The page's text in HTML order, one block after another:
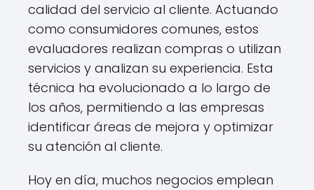
calidad del servicio al cliente. Actuando
como consumidores comunes, estos
evaluadores realizan compras o utilizan
servicios y analizan su experiencia. Esta
técnica ha evolucionado a lo largo de
los años, permitiendo a las empresas
identificar áreas de mejora y optimizar
su atención al cliente.
Hoy en día, muchos negocios emplean